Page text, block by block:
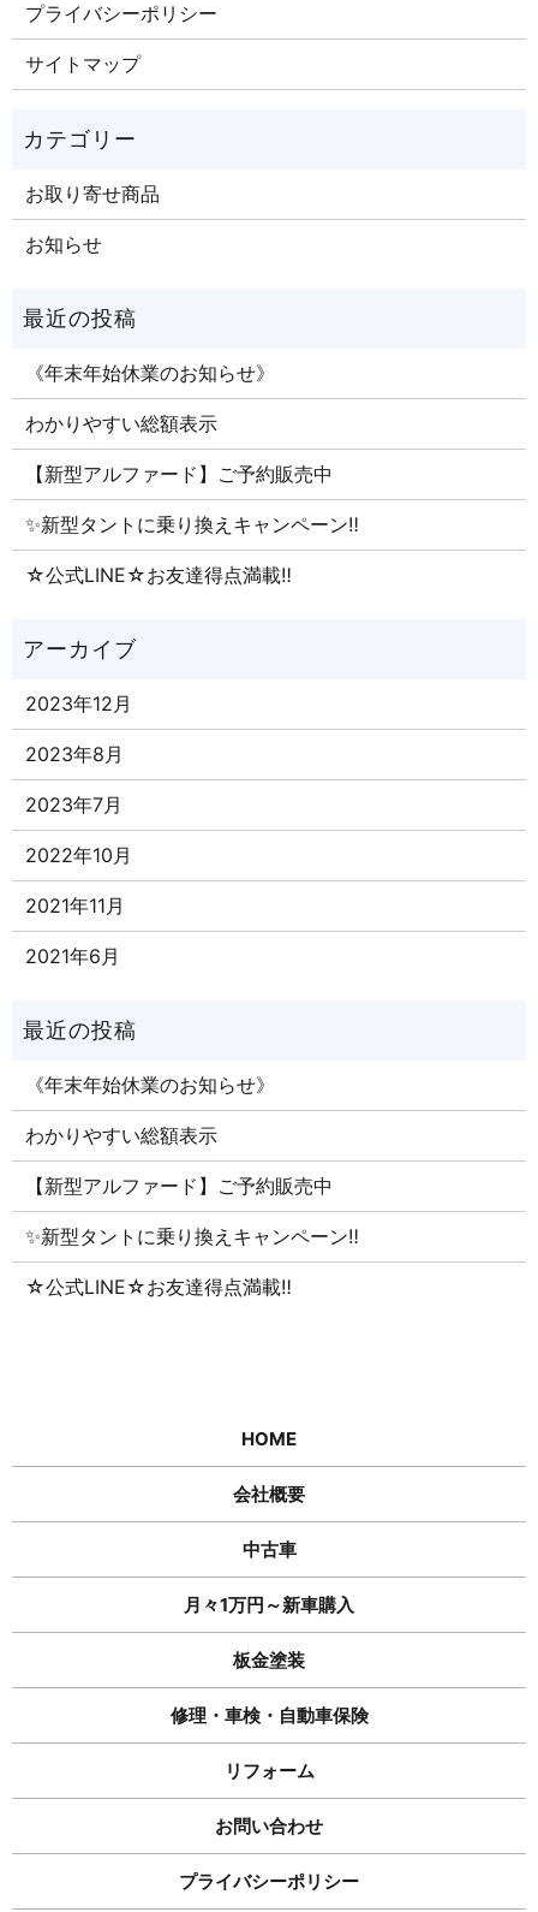
プライバシーポリシー
サイトマップ
お取り寄せ商品
お知らせ
《年末年始休業のお知らせ》
わかりやすい総額表示
【新型アルファード】ご予約販売中
✨新型タントに乗り換えキャンペーン‼
☆公式LINE☆お友達得点満載‼
2023年12月
2023年8月
2023年7月
2022年10月
2021年11月
2021年6月
《年末年始休業のお知らせ》
わかりやすい総額表示
【新型アルファード】ご予約販売中
✨新型タントに乗り換えキャンペーン‼
☆公式LINE☆お友達得点満載‼
HOME
会社概要
中古車
月々1万円～新車購入
板金塗装
修理・車検・自動車保険
リフォーム
お問い合わせ
プライバシーポリシー